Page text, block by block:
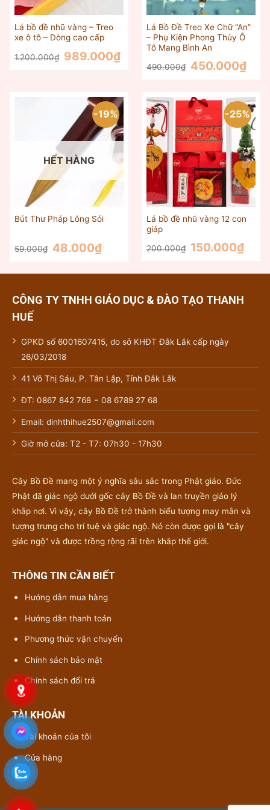
Lá bồ đề nhũ vàng – Treo
xe ô tô – Dòng cao cấp
1.200.000₫ Giá
gốc
989.000₫Giá
hiện
Lá Bồ Đề Treo Xe Chữ “An”
– Phụ Kiện Phong Thủy Ô
Tô Mang Bình An
490.000₫
Giá
gốc
450.000₫Giá
hiện
-19%
HẾT HÀNG
Bút Thư Pháp Lông Sói
59.000₫
Giá
gốc
48.000₫Giá
hiện
48.000₫.
-25%
Lá bồ đề nhũ vàng 12 con
giáp
200.000₫ Giá
gốc
150.000₫Giá
hiện
CÔNG TY TNHH GIÁO DỤC & ĐÀO TẠO THANH
HUẾ
GPKD số 6001607415, do sở KHĐT Đắk Lắk cấp ngày
26/03/2018
41 Võ Thị Sáu, P. Tân Lập, Tỉnh Đắk Lắk
ĐT: 0867 842 768- 08 6789 27 68
Email: dinhthihue2507@gmail.com
Giờ mở cửa: T2 - T7: 07h30 - 17h30
Cây Bồ Đề mang một ý nghĩa sâu sắc trong Phật giáo. Đức
Phật đã giác ngộ dưới gốc cây Bồ Đề và lan truyền giáo lý
khắp nơi. Vì vậy, cây Bồ Đề trở thành biểu tượng may mắn và
tượng trưng cho trí tuệ và giác ngộ. Nó còn được gọi là "cây
giác ngộ" và được trồng rộng rãi trên khắp thế giới.
THÔNG TIN CẦN BIẾT
Hướng dẫn mua hàng
Hướng dẫn thanh toán
Phương thức vận chuyển
Chính sách bảo mật
Chính sách đổi trả
TÀI KHOẢN
Tài khoản của tôi
Cửa hàng